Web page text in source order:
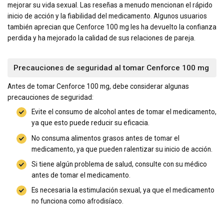
mejorar su vida sexual. Las reseñas a menudo mencionan el rápido
inicio de acción y la fiabilidad del medicamento. Algunos usuarios
también aprecian que Cenforce 100 mg les ha devuelto la confianza
perdida y ha mejorado la calidad de sus relaciones de pareja.
Precauciones de seguridad al tomar Cenforce 100 mg
Antes de tomar Cenforce 100 mg, debe considerar algunas
precauciones de seguridad:
Evite el consumo de alcohol antes de tomar el medicamento,
ya que esto puede reducir su eficacia.
No consuma alimentos grasos antes de tomar el
medicamento, ya que pueden ralentizar su inicio de acción.
Si tiene algún problema de salud, consulte con su médico
antes de tomar el medicamento.
Es necesaria la estimulación sexual, ya que el medicamento
no funciona como afrodisíaco.